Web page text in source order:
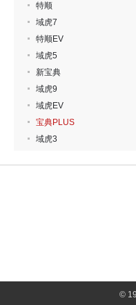
特顺
域虎7
特顺EV
域虎5
新宝典
域虎9
域虎EV
宝典PLUS
域虎3
©